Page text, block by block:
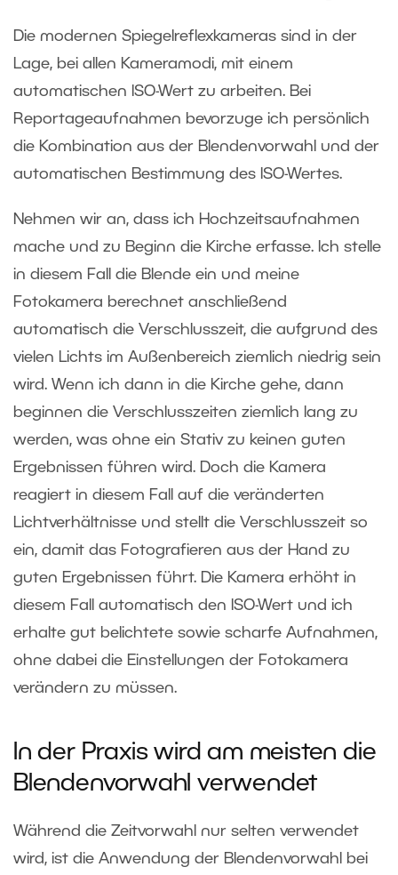
Die modernen Spiegelreflexkameras sind in der
Lage, bei allen Kameramodi, mit einem
automatischen ISO-Wert zu arbeiten. Bei
Reportageaufnahmen bevorzuge ich persönlich
die Kombination aus der Blendenvorwahl und der
automatischen Bestimmung des ISO-Wertes.
Nehmen wir an, dass ich Hochzeitsaufnahmen
mache und zu Beginn die Kirche erfasse. Ich stelle
in diesem Fall die Blende ein und meine
Fotokamera berechnet anschließend
automatisch die Verschlusszeit, die aufgrund des
vielen Lichts im Außenbereich ziemlich niedrig sein
wird. Wenn ich dann in die Kirche gehe, dann
beginnen die Verschlusszeiten ziemlich lang zu
werden, was ohne ein Stativ zu keinen guten
Ergebnissen führen wird. Doch die Kamera
reagiert in diesem Fall auf die veränderten
Lichtverhältnisse und stellt die Verschlusszeit so
ein, damit das Fotografieren aus der Hand zu
guten Ergebnissen führt. Die Kamera erhöht in
diesem Fall automatisch den ISO-Wert und ich
erhalte gut belichtete sowie scharfe Aufnahmen,
ohne dabei die Einstellungen der Fotokamera
verändern zu müssen.
In der Praxis wird am meisten die
Blendenvorwahl verwendet
Während die Zeitvorwahl nur selten verwendet
wird, ist die Anwendung der Blendenvorwahl bei